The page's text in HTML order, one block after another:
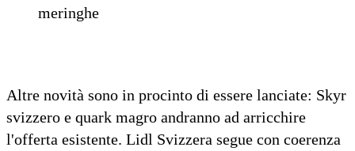
meringhe
Altre novità sono in procinto di essere lanciate: Skyr
svizzero e quark magro andranno ad arricchire
l'offerta esistente. Lidl Svizzera segue con coerenza